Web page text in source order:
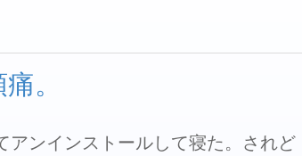
。
アンインストールして寝た。されど